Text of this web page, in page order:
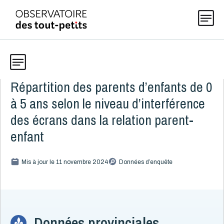
Thématiques
Explorer les données 0-5
À propos
Données
Développement
Répartition des parents d’enfants de 0
à 5 ans selon le niveau d’interférence
des écrans dans la relation parent-
enfant
Mis à jour le 11 novembre 2024 Données d’enquête